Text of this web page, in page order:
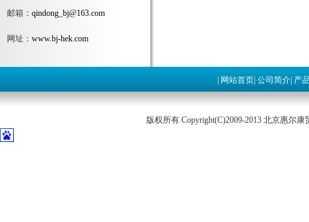
邮箱： qindong_bj@163.com
网址： www.bj-hek.com
网站首页| 公司简介| 产
版权所有 Copyright(C)2009-2013 北京惠尔